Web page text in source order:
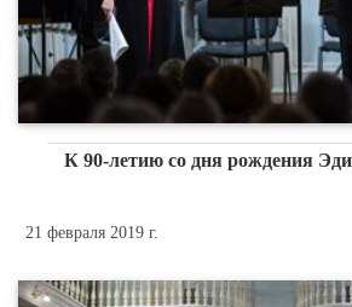
К 90-летию со дня рождения
21 февраля 2019 г.